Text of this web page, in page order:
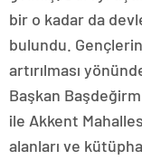
bir o kadar da
bulundu.
artırılması
Başkan
ile Akkent
alanları ve